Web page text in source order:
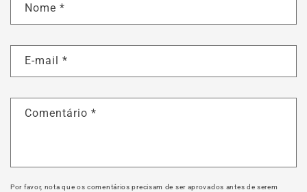
Nome *
E-mail *
Comentário *
Por favor, nota que os comentários precisam de ser aprovados antes de serem